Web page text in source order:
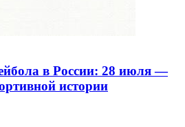
в России: 28 июля —
истории